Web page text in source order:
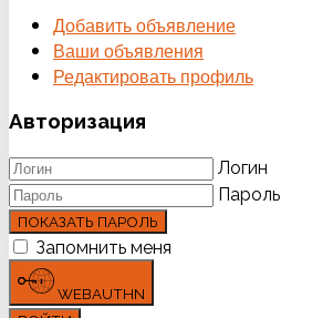
Добавить объявление
Ваши объявления
Редактировать профиль
Авторизация
Логин
Пароль
ПОКАЗАТЬ ПАРОЛЬ
Запомнить меня
WEBAUTHN